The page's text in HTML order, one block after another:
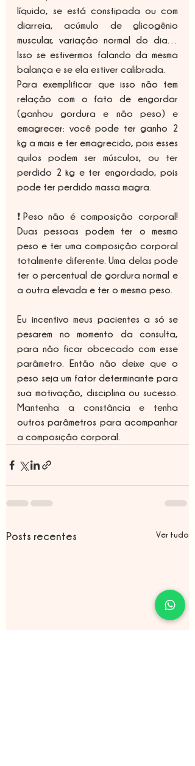
líquido, se está constipada ou com
diarreia, acúmulo de glicogênio
muscular, variação normal do dia…
Isso se estivermos falando da mesma
balança e se ela estiver calibrada.
Para exemplificar que isso não tem
relação com o fato de engordar
(ganhou gordura e não peso) e
emagrecer: você pode ter ganho 2
kg a mais e ter emagrecido, pois esses
quilos podem ser músculos, ou ter
perdido 2 kg e ter engordado, pois
pode ter perdido massa magra.
❗Peso não é composição corporal!
Duas pessoas podem ter o mesmo
peso e ter uma composição corporal
totalmente diferente. Uma delas pode
ter o percentual de gordura normal e
a outra elevada e ter o mesmo peso.
Eu incentivo meus pacientes a só se
pesarem no momento da consulta,
para não ficar obcecado com esse
parâmetro. Então não deixe que o
peso seja um fator determinante para
sua motivação, disciplina ou sucesso.
Mantenha a constância e tenha
outros parâmetros para acompanhar
a composição corporal.
Posts recentes Ver tudo